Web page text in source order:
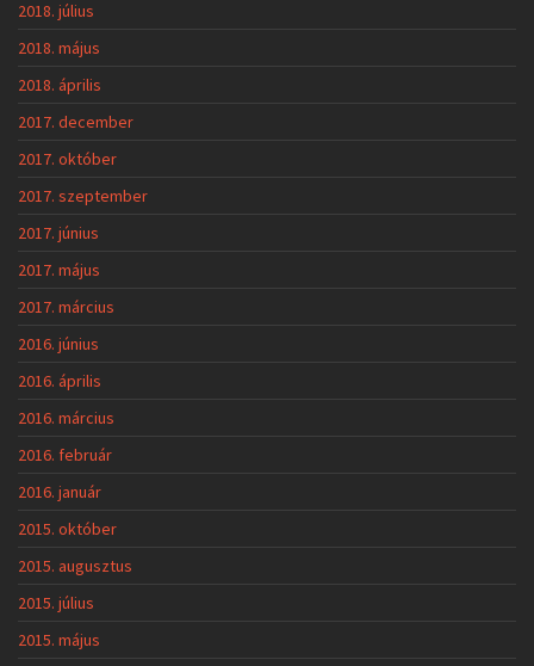
2018. július
2018. május
2018. április
2017. december
2017. október
2017. szeptember
2017. június
2017. május
2017. március
2016. június
2016. április
2016. március
2016. február
2016. január
2015. október
2015. augusztus
2015. július
2015. május